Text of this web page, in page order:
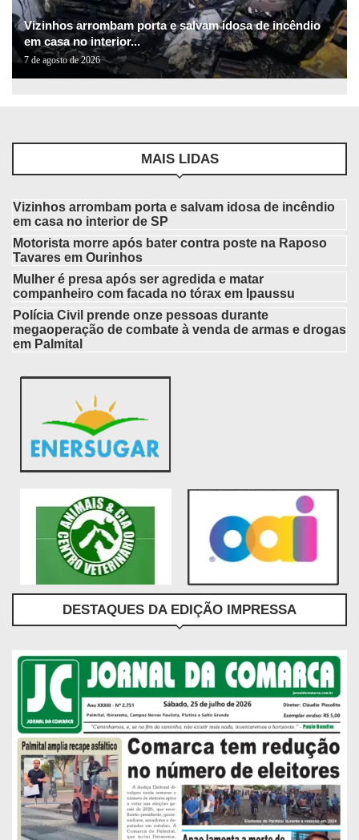
Vizinhos arrombam porta e salvam idosa de incêndio
em casa no interior...
7 de agosto de 2026
MAIS LIDAS
Vizinhos arrombam porta e salvam idosa de incêndio
em casa no interior de SP
Motorista morre após bater contra poste na Raposo
Tavares em Ourinhos
Mulher é presa após ser agredida e matar
companheiro com facada no tórax em Ipaussu
Polícia Civil prende onze pessoas durante
megaoperação de combate à venda de armas e drogas
em Palmital
DESTAQUES DA EDIÇÃO IMPRESSA